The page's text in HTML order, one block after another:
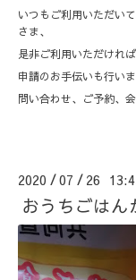
いつもご利用いただい
さま、
是非ご利用いただけれ
申請のお手伝いも行いま
問い合わせ、ご予約、
2020 /07 / 26
おうちごはん